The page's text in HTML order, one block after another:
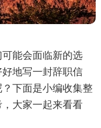
能会面临新的选
地写一封辞职信
下面是小编收集整
大家一起来看看